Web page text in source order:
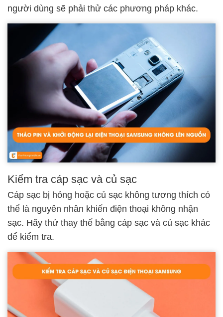
người dùng sẽ phải thử các phương pháp khác.
Kiểm tra cáp sạc và củ sạc
Cáp sạc bị hỏng hoặc củ sạc không tương thích có
thể là nguyên nhân khiến điện thoại không nhận
sạc. Hãy thử thay thế bằng cáp sạc và củ sạc khác
để kiểm tra.